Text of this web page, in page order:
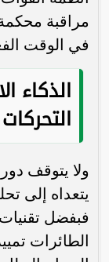
مراقبة
في الوقت
الذكاء
ولا يتوقف
يتعداه إلى
فبفضل
الطائرات